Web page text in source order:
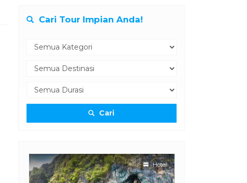
Cari Tour Impian Anda!
Cari
Hotel